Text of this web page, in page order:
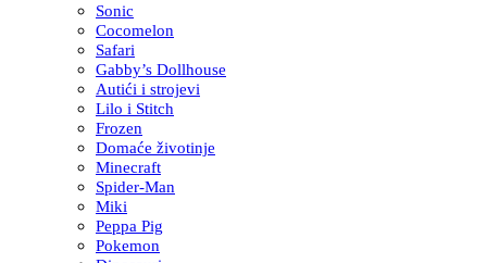
Sonic
Cocomelon
Safari
Gabby’s Dollhouse
Autići i strojevi
Lilo i Stitch
Frozen
Domaće životinje
Minecraft
Spider-Man
Miki
Peppa Pig
Pokemon